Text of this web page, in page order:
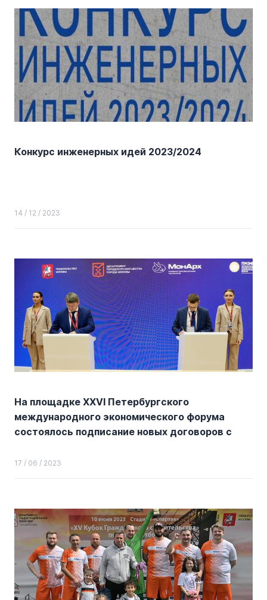
Конкурс инженерных идей 2023/2024
14 / 12 / 2023
На площадке XXVI Петербургского
международного экономического форума
состоялось подписание новых договоров с
участков в ТиНАО
17 / 06 / 2023